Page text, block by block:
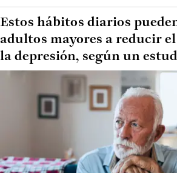
Estos hábitos diarios
adultos mayores a reducir
la depresión, según un